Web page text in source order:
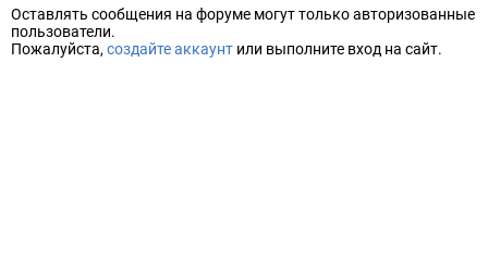
Оставлять сообщения на форуме могут только авторизованные
пользователи.
Пожалуйста, создайте аккаунт или выполните вход на сайт.